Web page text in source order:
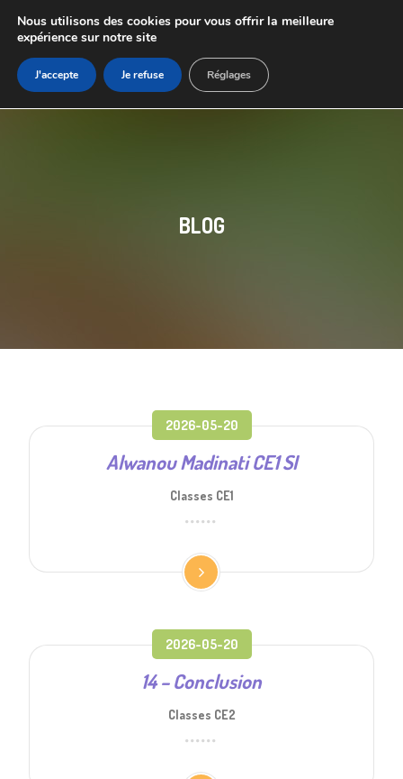
BLOG
2026-05-20
Alwanou Madinati CE1 SI
Classes CE1
2026-05-20
14 – Conclusion
Classes CE2
Nous utilisons des cookies pour vous offrir la meilleure
expérience sur notre site
J'accepte Je refuse Réglages